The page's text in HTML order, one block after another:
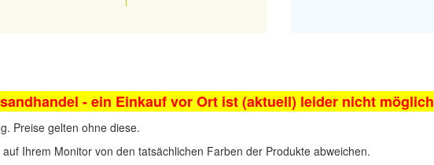
- ein Einkauf vor Ort ist (aktuell) leider nicht möglich
Preise gelten ohne diese.
Ihrem Monitor von den tatsächlichen Farben der Produkte abweichen.